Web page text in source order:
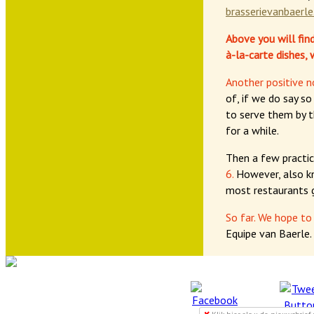
Above you will
à-la-carte dishes,
Another positive
of, if we do say
to serve them by
for a while.
Then a few
6. However, also
most restaurants
So far. We hope
Equipe van Baerle.